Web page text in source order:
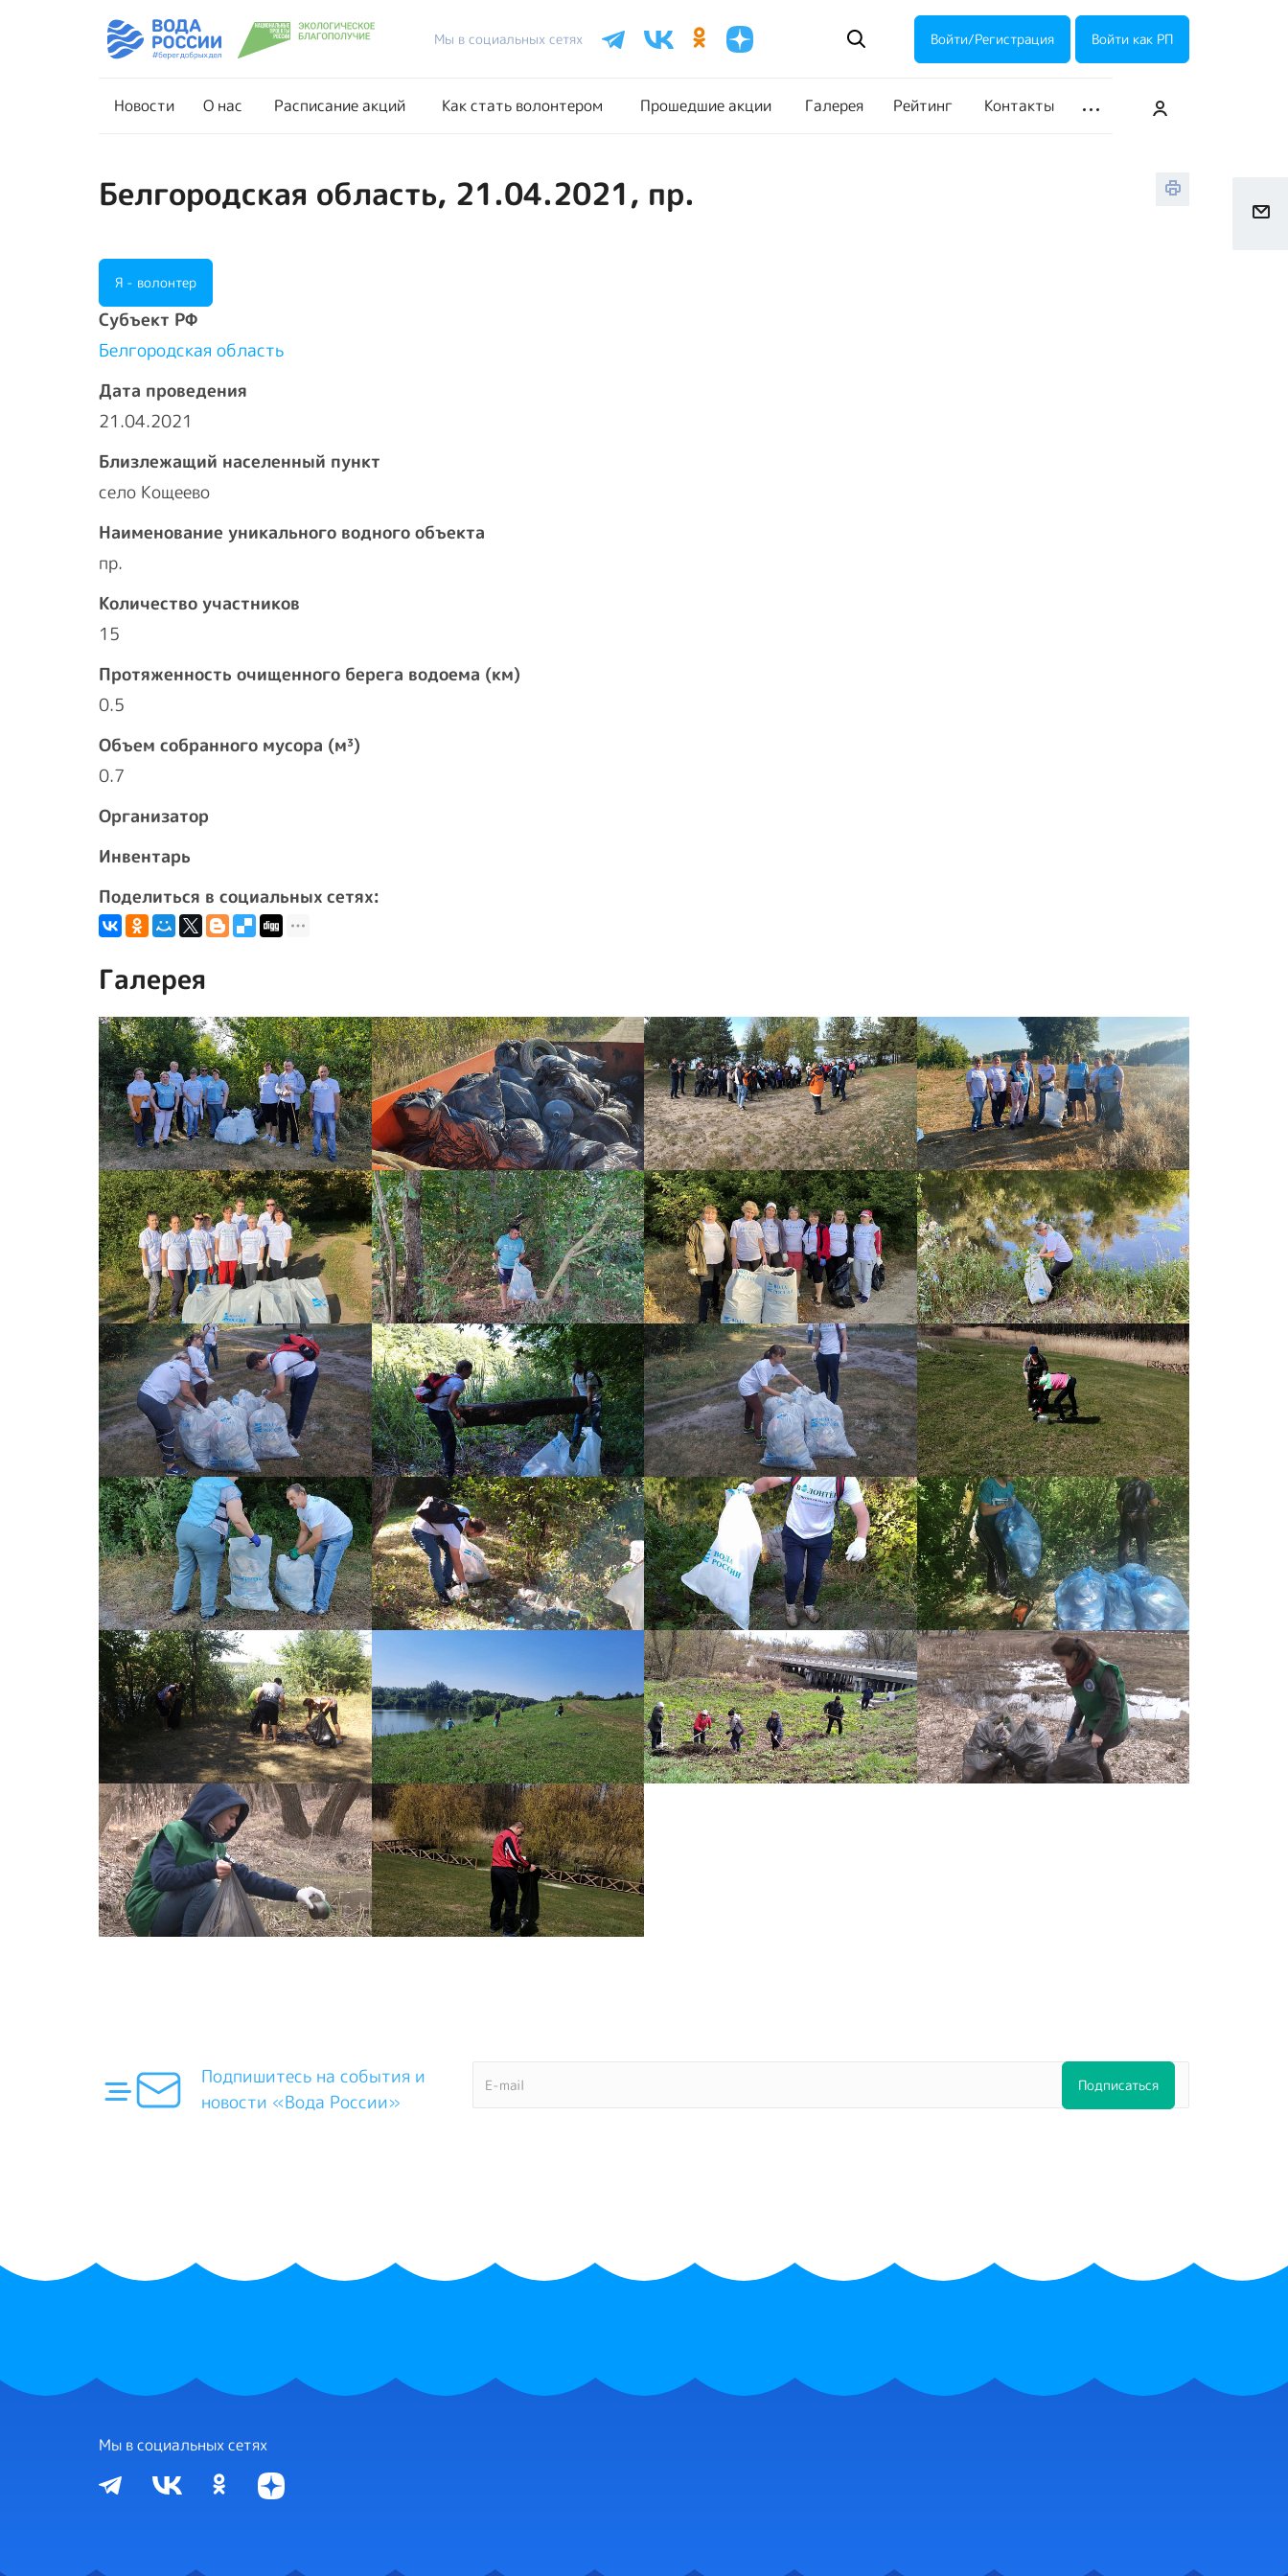
Мы в социальных сетях Войти/Регистрация Войти как РП
Новости О нас Расписание акций Как стать волонтером Прошедшие акции Галерея Рейтинг Контакты
Новости О нас Как стать волонтером Прошедшие акции
Белгородская область, 21.04.2021, пр.
Я - волонтер
Cубъект РФ
Белгородская область
Дата проведения
21.04.2021
Близлежащий населенный пункт
село Кощеево
Наименование уникального водного объекта
пр.
Количество участников
15
Протяженность очищенного берега водоема (км)
0.5
Объем собранного мусора (м³)
0.7
Организатор
Инвентарь
Поделиться в социальных сетях:
Галерея
Подпишитесь на события и
новости «Вода России»
Мы в социальных сетях